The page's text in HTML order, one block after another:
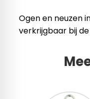
Ogen en neuzen
verkrijgbaar bij